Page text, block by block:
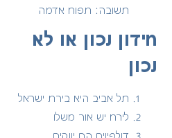
תשובה: תפוח אדמה
חידון נכון או לא
נכון
תל אביב היא בירת ישראל
לירח יש אור משלו